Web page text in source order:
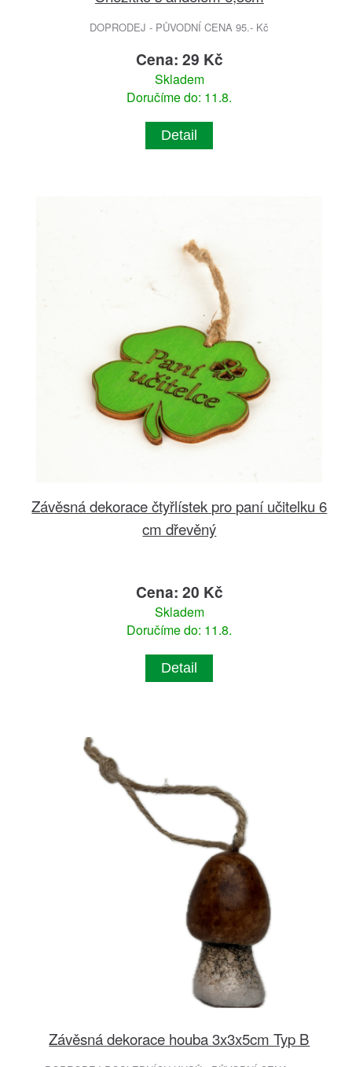
DOPRODEJ - PŮVODNÍ CENA 95.- Kč
Cena: 29 Kč
Skladem
Doručíme do: 11.8.
Detail
Závěsná dekorace čtyřlístek pro paní učitelku 6
cm dřevěný
Cena: 20 Kč
Skladem
Doručíme do: 11.8.
Detail
Závěsná dekorace houba 3x3x5cm Typ B